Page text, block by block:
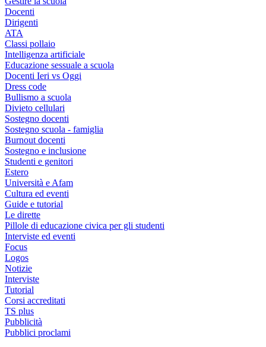
Docenti
Dirigenti
ATA
Classi pollaio
Intelligenza artificiale
Educazione sessuale a scuola
Docenti Ieri vs Oggi
Dress code
Bullismo a scuola
Divieto cellulari
Sostegno docenti
Sostegno scuola - famiglia
Burnout docenti
Sostegno e inclusione
Studenti e genitori
Estero
Università e Afam
Cultura ed eventi
Guide e tutorial
Le dirette
Pillole di educazione civica per gli studenti
Interviste ed eventi
Focus
Logos
Notizie
Interviste
Tutorial
Corsi accreditati
TS plus
Pubblicità
Pubblici proclami